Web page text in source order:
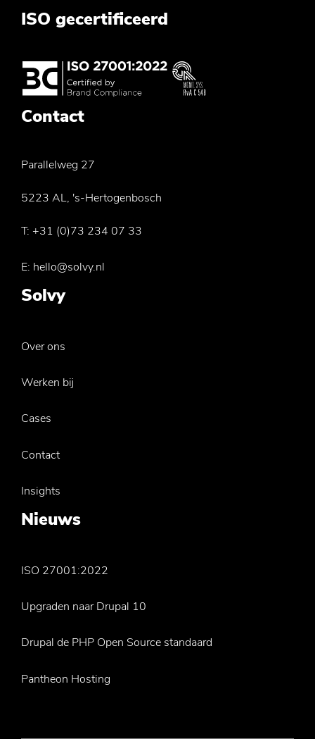
ISO gecertificeerd
Contact
Parallelweg 27
5223 AL, 's-Hertogenbosch
T: +31 (0)73 234 07 33
E: hello@solvy.nl
Solvy
Over ons
Werken bij
Cases
Contact
Insights
Nieuws
ISO 27001:2022
Upgraden naar Drupal 10
Drupal de PHP Open Source standaard
Pantheon Hosting